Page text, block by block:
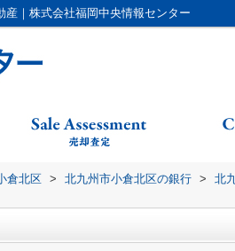
｜株式会社福岡中央情報センター
倉北区 > 北九州市小倉北区の銀行 > 北